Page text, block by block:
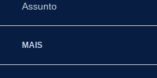
Assunto
MAIS